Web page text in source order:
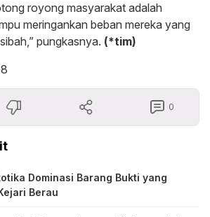
royong masyarakat adalah
meringankan beban mereka yang
pungkasnya. (*tim)
0
Dominasi Barang Bukti yang
Berau